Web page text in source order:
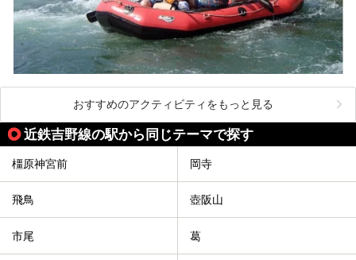
おすすめのアクティビティをもっと見る
近鉄吉野線の駅から同じテーマで探す
橿原神宮前 岡寺
飛鳥 壺阪山
市尾 葛